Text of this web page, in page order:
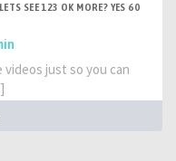
SEE 123 OK MORE? YES 60
just so you can